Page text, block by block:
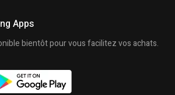
Apps
bientôt pour vous facilitez vos achats.